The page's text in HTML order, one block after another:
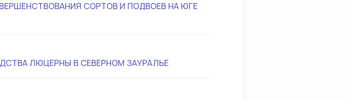
СОРТОВ И ПОДВОЕВ НА ЮГЕ
ЛЮЦЕРНЫ В СЕВЕРНОМ ЗАУРАЛЬЕ